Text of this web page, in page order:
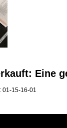
Eine
01-15-16-01